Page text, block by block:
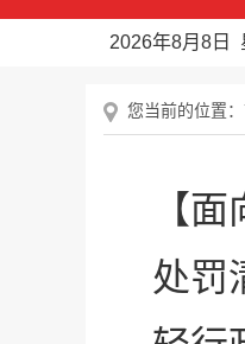
2026年8月8日
您当前的位置：
【
处罚